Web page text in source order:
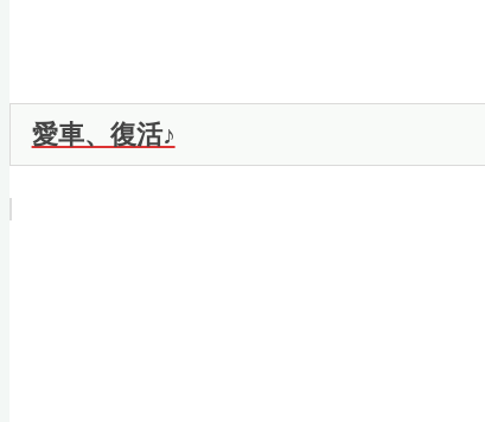
愛車、復活♪